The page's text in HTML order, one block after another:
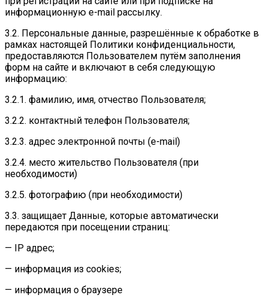
информационную e-mail рассылку.
3.2. Персональные данные, разрешённые к обработке в
рамках настоящей Политики конфиденциальности,
предоставляются Пользователем путём заполнения
форм на сайте и включают в себя следующую
информацию:
3.2.1. фамилию, имя, отчество Пользователя;
3.2.2. контактный телефон Пользователя;
3.2.3. адрес электронной почты (e-mail)
3.2.4. место жительство Пользователя (при
необходимости)
3.2.5. фотографию (при необходимости)
3.3. защищает Данные, которые автоматически
передаются при посещении страниц:
— IP адрес;
— информация из cookies;
— информация о браузере